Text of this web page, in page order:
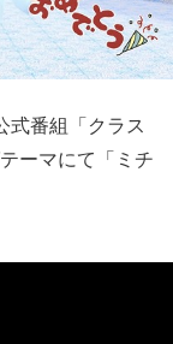
式番組「クラス
ーマにて「ミチ